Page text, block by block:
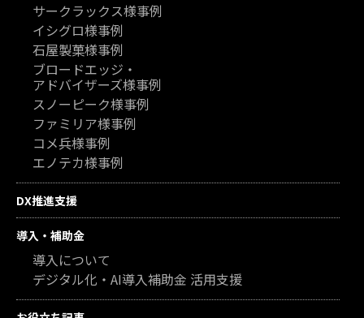
サークラックス様事例
イシグロ様事例
石屋製菓様事例
ブロードエッジ・
アドバイザーズ様事例
スノーピーク様事例
ファミリア様事例
コメ兵様事例
エノテカ様事例
DX推進支援
導入・補助金
導入について
デジタル化・AI導入補助金 活用支援